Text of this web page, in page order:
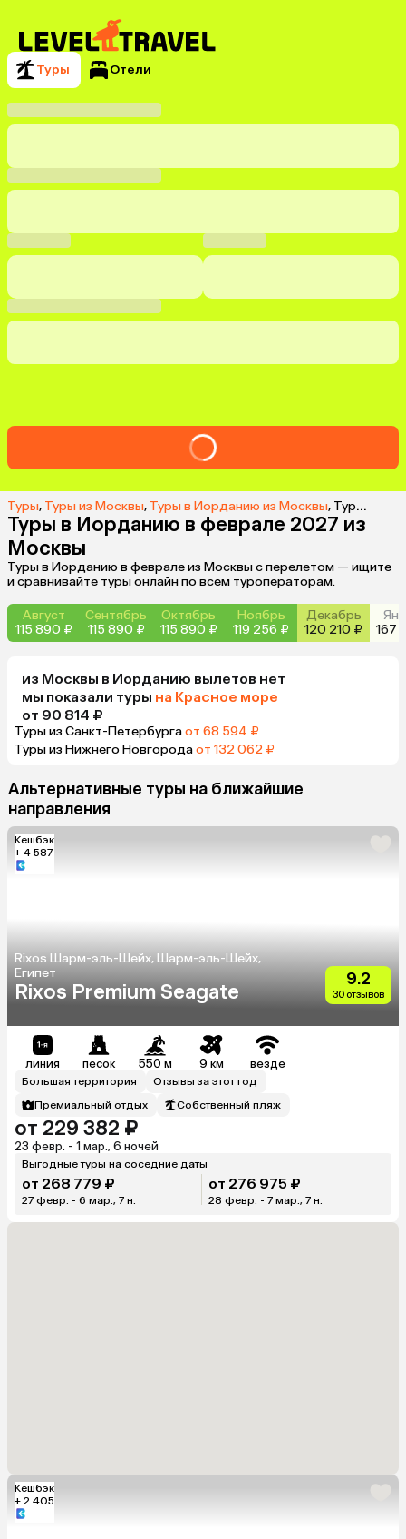
Туры Отели
Туры, Туры из Москвы, Туры в Иорданию из Москвы, Туры в Иорданию в феврале 2027 из Москвы
Туры в Иорданию в феврале 2027 из
Москвы
Туры в Иорданию в феврале из Москвы с перелетом — ищите
и сравнивайте туры онлайн по всем туроператорам.
Август
115 890 ₽
Сентябрь
115 890 ₽
Октябрь
115 890 ₽
Ноябрь
119 256 ₽
Декабрь
120 210 ₽
167
из Москвы в Иорданию вылетов нет
мы показали туры на Красное море
от 90 814 ₽
Туры из Санкт-Петербургаот 68 594 ₽
Туры из Нижнего Новгородаот 132 062 ₽
Альтернативные туры на ближайшие
направления
Кешбэк
+ 4 587
Rixos Шарм-эль-Шейх, Шарм-эль-Шейх,
Египет
Rixos Premium Seagate
9.2
30 отзывов
линия песок 550 м 9 км везде
Большая территория
Отзывы за этот год
Премиальный отдых
Собственный пляж
от 229 382 ₽
23 февр. - 1 мар., 6 ночей
Выгодные туры на соседние даты
от 268 779 ₽
27 февр. - 6 мар., 7 н.
от 276 975 ₽
28 февр. - 7 мар., 7 н.
Кешбэк
+ 2 405